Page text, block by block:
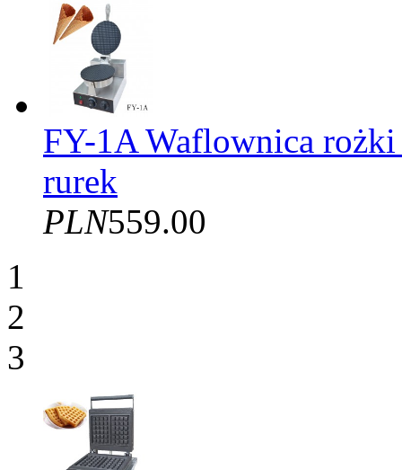
FY-1A Waflownica
rurek
PLN559.00
1
2
3